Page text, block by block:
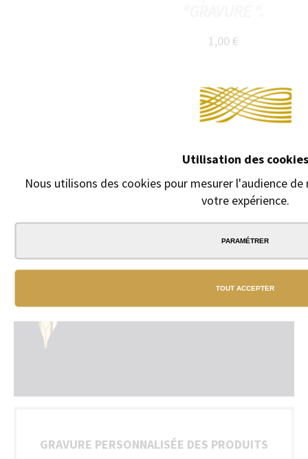
Utilisation des cookies
Nous utilisons des cookies pour mesurer l'audience
votre expérience.
PARAMÉTRER
TOUT ACCEPTER
1,00 €
GRAVURE PERSONNALISÉE DES PRODUITS